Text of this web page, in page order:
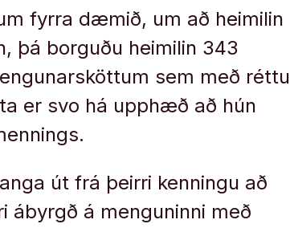
fyrra dæmið, um að heimilin
þá borguðu heimilin 343
sem með réttu
er svo há upphæð að hún
út frá þeirri kenningu að
ábyrgð á menguninni með